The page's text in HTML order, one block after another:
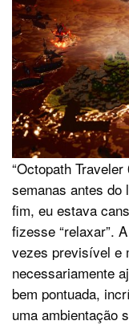
“Octopath
semanas antes do
fim, eu estava
fizesse “relaxar”.
vezes previsível e
necessariamente
bem pontuada,
uma ambientação